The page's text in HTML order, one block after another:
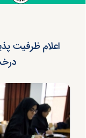
اعلام ظرفیت